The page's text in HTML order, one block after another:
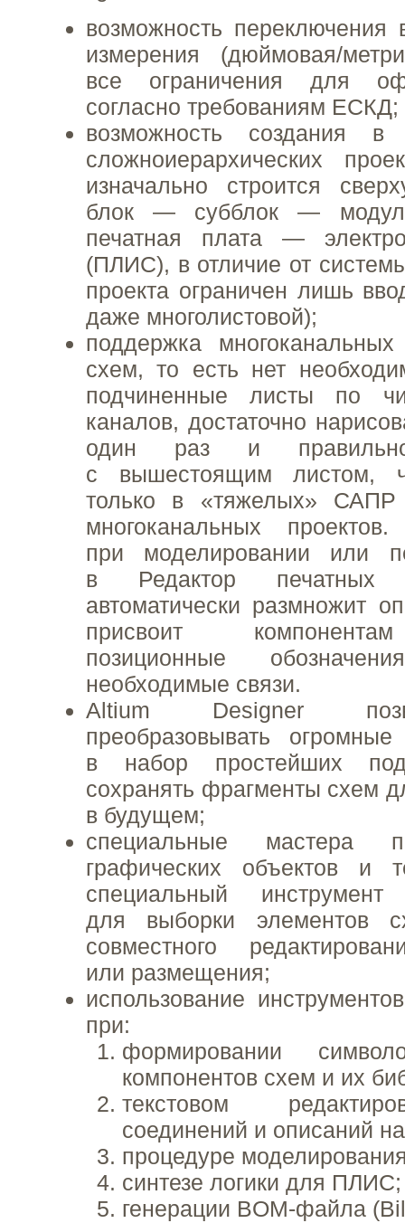
возможность переключения
измерения (дюймовая/
все ограничения для
согласно требованиям ЕСКД;
возможность создания
сложноиерархических
изначально строится
блок — субблок —
печатная плата —
(ПЛИС), в отличие от
проекта ограничен лишь
даже многолистовой);
поддержка
схем, то есть нет
подчиненные листы по
каналов, достаточно
один раз и
с вышестоящим листом,
только в «тяжелых» САПР
многоканальных
при моделировании или
в Редактор печатных
автоматически размножит
присвоит
позиционные
необходимые связи.
Altium Designer
преобразовывать
в набор простейших
сохранять фрагменты схем
в будущем;
специальные мастера
графических объектов и
специальный
для выборки элементов
совместного
или размещения;
использование
при:
формировании
компонентов схем и их
текстовом
соединений и описаний
процедуре
синтезе логики для ПЛИС;
генерации BOM-файла